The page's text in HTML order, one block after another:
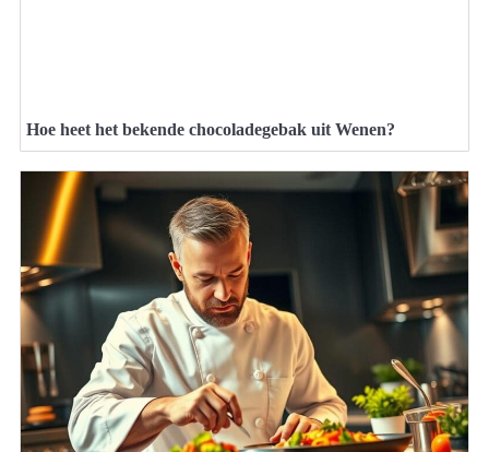
Hoe heet het bekende chocoladegebak uit Wenen?